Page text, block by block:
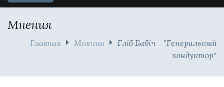
Мнения
Главная Мнения
Гліб Бабіч - "Генеральный
кондуктор"